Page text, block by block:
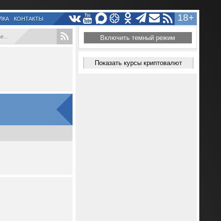
18+
КОНТАКТЫ
Включить темный режим
Показать курсы криптовалют